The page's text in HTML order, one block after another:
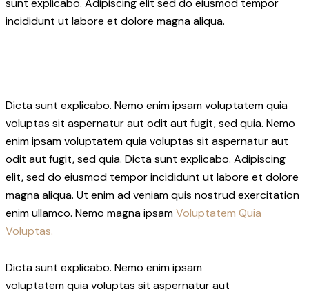
sunt explicabo. Adipiscing elit sed do eiusmod tempor
incididunt ut labore et dolore magna aliqua.
Dicta sunt explicabo. Nemo enim ipsam voluptatem quia
voluptas sit aspernatur aut odit aut fugit, sed quia. Nemo
enim ipsam voluptatem quia voluptas sit aspernatur aut
odit aut fugit, sed quia. Dicta sunt explicabo. Adipiscing
elit, sed do eiusmod tempor incididunt ut labore et dolore
magna aliqua. Ut enim ad veniam quis nostrud exercitation
enim ullamco. Nemo magna ipsamVoluptatem Quia
Voluptas.
Dicta sunt explicabo. Nemo enim ipsam
voluptatem quia voluptas sit aspernatur aut